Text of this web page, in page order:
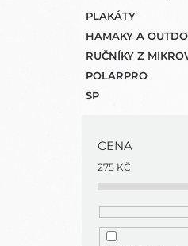
PLAKÁTY
HAMAKY A
RUČNÍKY Z
POLARPRO
SP
CENA
275 KČ